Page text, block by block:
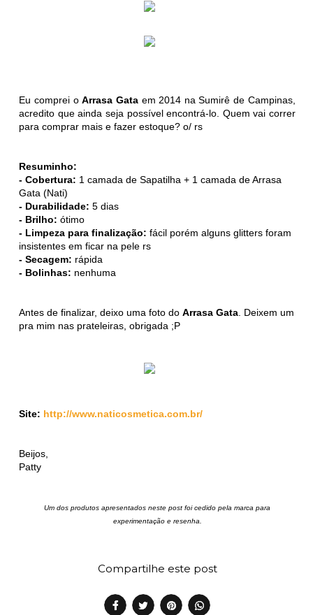
Eu comprei oArrasa Gataem 2014 na Sumirê de Campinas,
acredito que ainda seja possível encontrá-lo. Quem vai correr
para comprar mais e fazer estoque? o/ rs
Resuminho:
- Cobertura: 1 camada de Sapatilha + 1 camada de Arrasa
Gata (Nati)
- Durabilidade:5 dias
- Brilho: ótimo
- Limpeza para finalização: fácil porém alguns glitters foram
insistentes em ficar na pele rs
- Secagem: rápida
- Bolinhas: nenhuma
Antes de finalizar, deixo uma foto doArrasa Gata . Deixem um
pra mim nas prateleiras, obrigada ;P
Site: http://www.naticosmetica.com.br/
Beijos,
Patty
Um dos produtos apresentados neste post foi cedido pela marca para
experimentação e resenha.
Compartilhe este post